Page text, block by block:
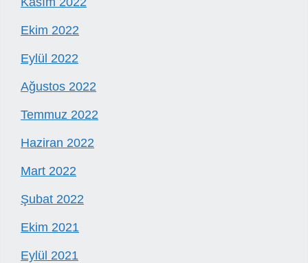
Ekim 2022
Eylül 2022
Ağustos 2022
Temmuz 2022
Haziran 2022
Mart 2022
Şubat 2022
Ekim 2021
Eylül 2021